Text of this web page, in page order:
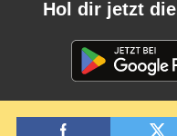
Hol dir jetzt die